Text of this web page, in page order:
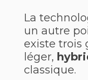
La
un autre
existe trois
léger,
classique.